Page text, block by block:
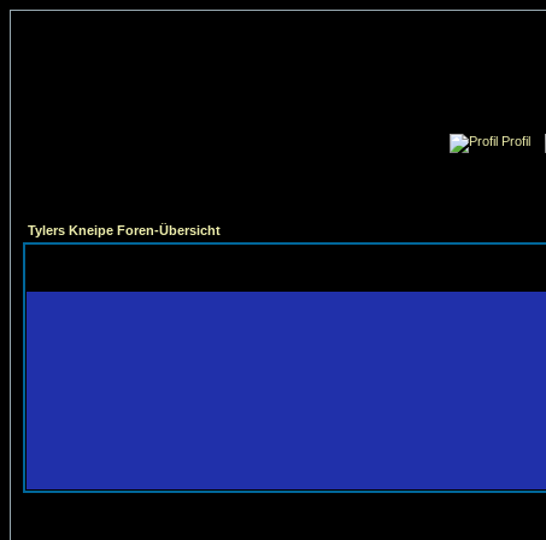
Profil
Tylers Kneipe Foren-Übersicht